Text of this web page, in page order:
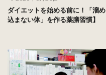
ダイエットを始める前に！「溜め
込まない体」を作る薬膳習慣】